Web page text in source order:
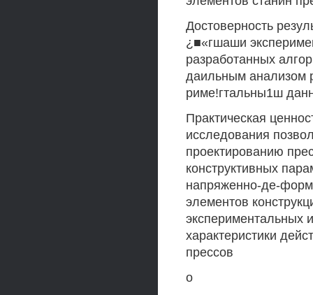
Достоверность
¿■«гшаши
разработанных
даильным анализом
риме!гтальны1ш
Практическая
исследования
проектированию
конструктивных
напряженно-де-
элементов
экспериментальных
характеристики
прессов
о